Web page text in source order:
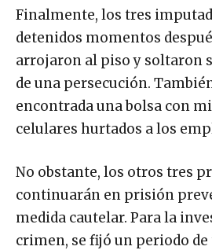
Finalmente, los tres
detenidos momentos
arrojaron al piso y soltaron
de una persecución.
encontrada una bolsa con
celulares hurtados a los
No obstante, los otros tres
continuarán en prisión
medida cautelar. Para la
crimen, se fijó un periodo de